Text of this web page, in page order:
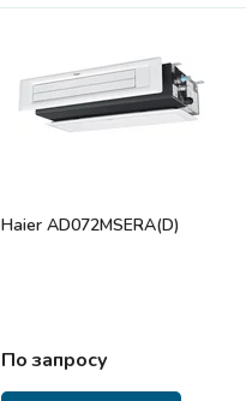
Haier AD072MSERA(D)
По запросу